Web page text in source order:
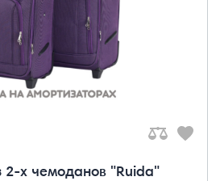
2-х чемоданов "Ruida"